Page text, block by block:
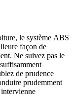
le système ABS
façon de
Ne suivez pas le
de prudence
prudemment